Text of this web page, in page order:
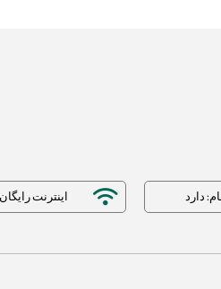
دارد اینترنت